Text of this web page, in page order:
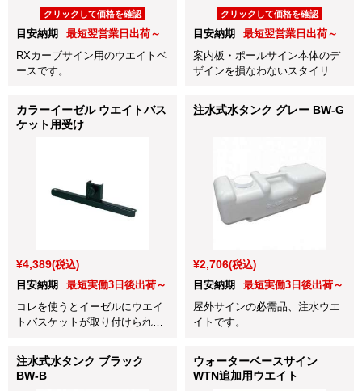
クリックして価格を確認
目安納期
最短翌営業日出荷～
RXカーブサイン用のウエイトベ
ースです。
クリックして価格を確認
目安納期
最短翌営業日出荷～
案内板・ポールサイン本体のデ
ザインを損なわないスタイリッ
カラーイーゼル ウエイトバス
ケット用受け
¥4,389(税込)
目安納期
最短実働3日後出荷～
コレを使うとイーゼルにウエイ
トバスケットが取り付けられま
注水式水タンク グレー BW-G
¥2,706(税込)
目安納期
最短実働3日後出荷～
屋外サインの必需品、注水ウエ
イトです。
注水式水タンク ブラック
BW-B
ウォーターベースサイン
WTN追加用ウエイト